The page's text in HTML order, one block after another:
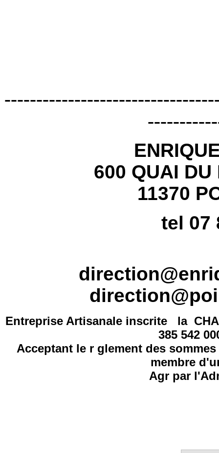
600 QUAI DU
11370
tel 07
Entreprise Artisanale inscrite la
385 542
Acceptant le r glement des
membre
Agr par